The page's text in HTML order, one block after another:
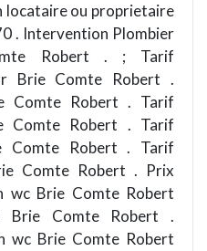
locataire ou proprietaire
. Intervention Plombier
Robert . ; Tarif
Brie Comte Robert .
Comte Robert . Tarif
Comte Robert . Tarif
Comte Robert . Tarif
Comte Robert . Prix
wc Brie Comte Robert
Brie Comte Robert .
wc Brie Comte Robert